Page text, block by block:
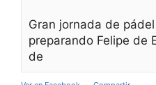
Gran jornada de
preparando Felipe de
de